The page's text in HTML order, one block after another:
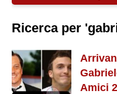
Ricerca per
Amici